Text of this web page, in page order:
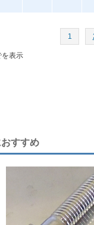
1
を表示
すすめ